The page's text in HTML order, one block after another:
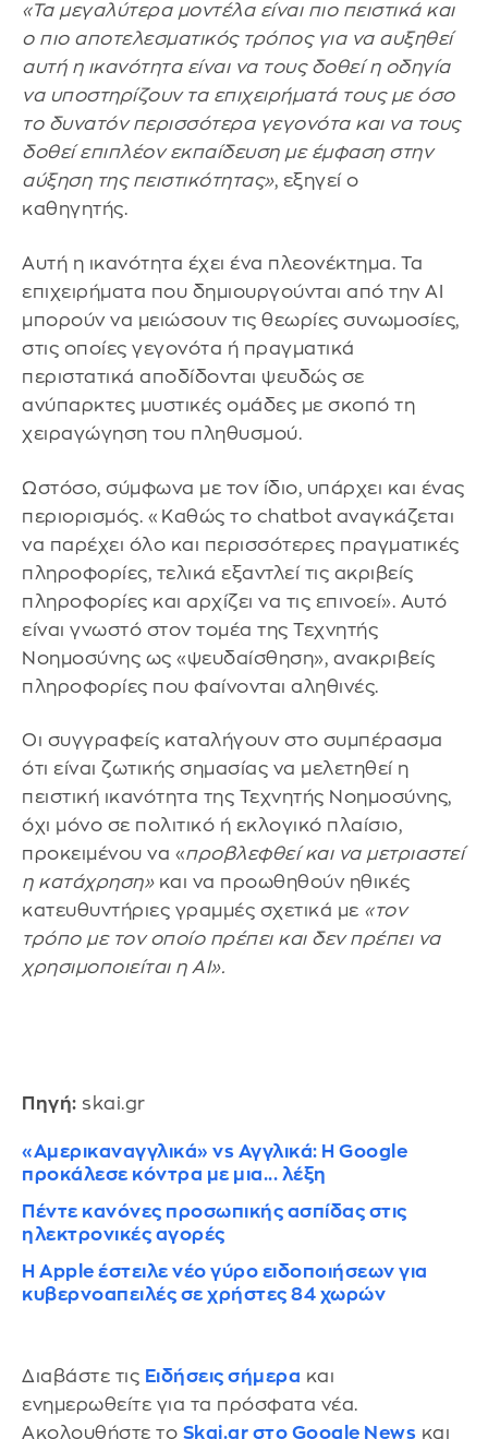
«Τα μεγαλύτερα μοντέλα είναι πιο πειστικά και
ο πιο αποτελεσματικός τρόπος για να αυξηθεί
αυτή η ικανότητα είναι να τους δοθεί η οδηγία
να υποστηρίζουν τα επιχειρήματά τους με όσο
το δυνατόν περισσότερα γεγονότα και να τους
δοθεί επιπλέον εκπαίδευση με έμφαση στην
αύξηση της πειστικότητας», εξηγεί ο
καθηγητής.
Αυτή η ικανότητα έχει ένα πλεονέκτημα. Τα
επιχειρήματα που δημιουργούνται από την AI
μπορούν να μειώσουν τις θεωρίες συνωμοσίες,
στις οποίες γεγονότα ή πραγματικά
περιστατικά αποδίδονται ψευδώς σε
ανύπαρκτες μυστικές ομάδες με σκοπό τη
χειραγώγηση του πληθυσμού.
Ωστόσο, σύμφωνα με τον ίδιο, υπάρχει και ένας
περιορισμός. «Καθώς το chatbot αναγκάζεται
να παρέχει όλο και περισσότερες πραγματικές
πληροφορίες, τελικά εξαντλεί τις ακριβείς
πληροφορίες και αρχίζει να τις επινοεί». Αυτό
είναι γνωστό στον τομέα της Τεχνητής
Νοημοσύνης ως «ψευδαίσθηση», ανακριβείς
πληροφορίες που φαίνονται αληθινές.
Οι συγγραφείς καταλήγουν στο συμπέρασμα
ότι είναι ζωτικής σημασίας να μελετηθεί η
πειστική ικανότητα της Τεχνητής Νοημοσύνης,
όχι μόνο σε πολιτικό ή εκλογικό πλαίσιο,
προκειμένου να «προβλεφθεί και να μετριαστεί
η κατάχρηση»και να προωθηθούν ηθικές
κατευθυντήριες γραμμές σχετικά με «τον
τρόπο με τον οποίο πρέπει και δεν πρέπει να
χρησιμοποιείται η AI».
Πηγή: skai.gr
«Αμερικαναγγλικά» vs Αγγλικά: Η Google
προκάλεσε κόντρα με μια... λέξη
Πέντε κανόνες προσωπικής ασπίδας στις
ηλεκτρονικές αγορές
Η Apple έστειλε νέο γύρο ειδοποιήσεων για
κυβερνοαπειλές σε χρήστες 84 χωρών
Διαβάστε τις Ειδήσεις σήμερα και
ενημερωθείτε για τα πρόσφατα νέα.
Ακολουθήστε το Skai.gr στο Google News και